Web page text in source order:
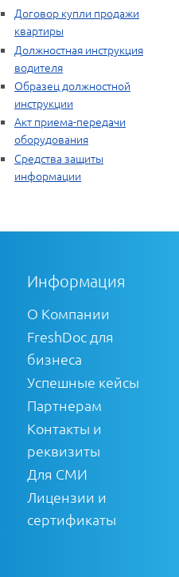
Договор купли продажи
квартиры
Должностная инструкция
водителя
Образец должностной
инструкции
Акт приема-передачи
оборудования
Средства защиты
информации
Информация
О Компании
FreshDoc для
бизнеса
Успешные кейсы
Партнерам
Контакты и
реквизиты
Для СМИ
Лицензии и
сертификаты